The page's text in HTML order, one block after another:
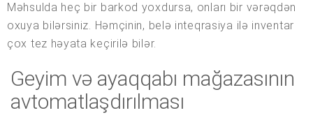
Məhsulda heç bir barkod yoxdursa, onları bir vərəqdən
oxuya bilərsiniz. Həmçinin, belə inteqrasiya ilə inventar
çox tez həyata keçirilə bilər.
Geyim və ayaqqabı mağazasının
avtomatlaşdırılması